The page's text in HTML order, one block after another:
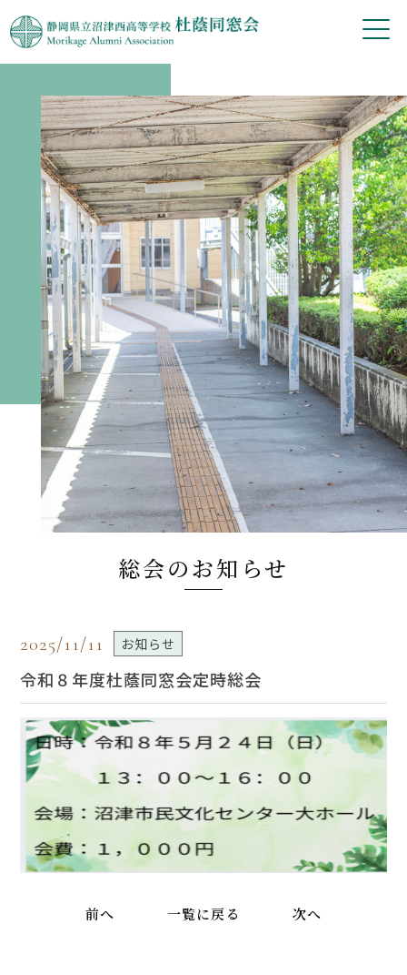
総会のお知らせ
2025/11/11 お知らせ
令和８年度杜蔭同窓会定時総会
前へ 一覧に戻る 次へ